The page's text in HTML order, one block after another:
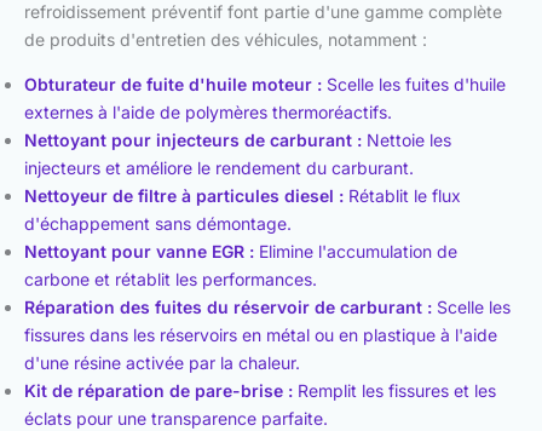
refroidissement préventif font partie d'une gamme complète
de produits d'entretien des véhicules, notamment :
Obturateur de fuite d'huile moteur : Scelle les fuites d'huile
externes à l'aide de polymères thermoréactifs.
Nettoyant pour injecteurs de carburant : Nettoie les
injecteurs et améliore le rendement du carburant.
Nettoyeur de filtre à particules diesel : Rétablit le flux
d'échappement sans démontage.
Nettoyant pour vanne EGR : Elimine l'accumulation de
carbone et rétablit les performances.
Réparation des fuites du réservoir de carburant : Scelle les
fissures dans les réservoirs en métal ou en plastique à l'aide
d'une résine activée par la chaleur.
Kit de réparation de pare-brise : Remplit les fissures et les
éclats pour une transparence parfaite.